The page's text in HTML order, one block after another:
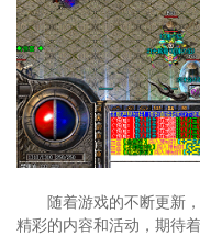
随着游戏的不断更新
精彩的内容和活动，期待